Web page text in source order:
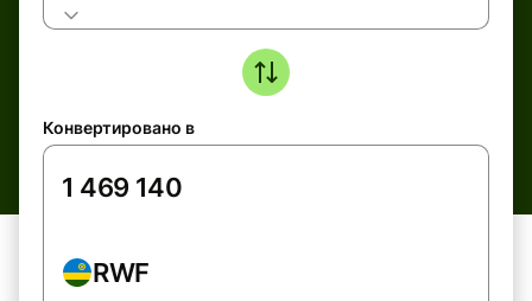
Конвертировано в
RWF